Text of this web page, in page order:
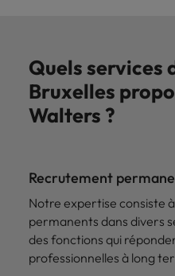
Quels services
Bruxelles
Walters ?
Recrutement
Notre expertise consiste
permanents dans divers
des fonctions qui
professionnelles à long